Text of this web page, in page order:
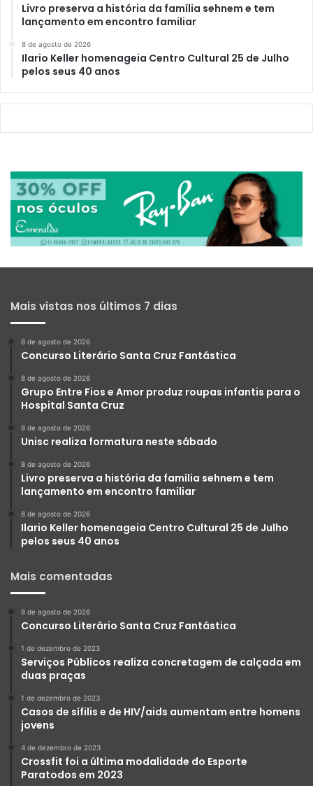
Livro preserva a história da família sehnem e tem
lançamento em encontro familiar
8 de agosto de 2026
Ilario Keller homenageia Centro Cultural 25 de Julho
pelos seus 40 anos
Mais vistas nos últimos 7 dias
8 de agosto de 2026
Concurso Literário Santa Cruz Fantástica
8 de agosto de 2026
Grupo Entre Fios e Amor produz roupas infantis para o
Hospital Santa Cruz
8 de agosto de 2026
Unisc realiza formatura neste sábado
8 de agosto de 2026
Livro preserva a história da família sehnem e tem
lançamento em encontro familiar
8 de agosto de 2026
Ilario Keller homenageia Centro Cultural 25 de Julho
pelos seus 40 anos
Mais comentadas
8 de agosto de 2026
Concurso Literário Santa Cruz Fantástica
1 de dezembro de 2023
Serviços Públicos realiza concretagem de calçada em
duas praças
1 de dezembro de 2023
Casos de sífilis e de HIV/aids aumentam entre homens
jovens
4 de dezembro de 2023
Crossfit foi a última modalidade do Esporte
Paratodos em 2023